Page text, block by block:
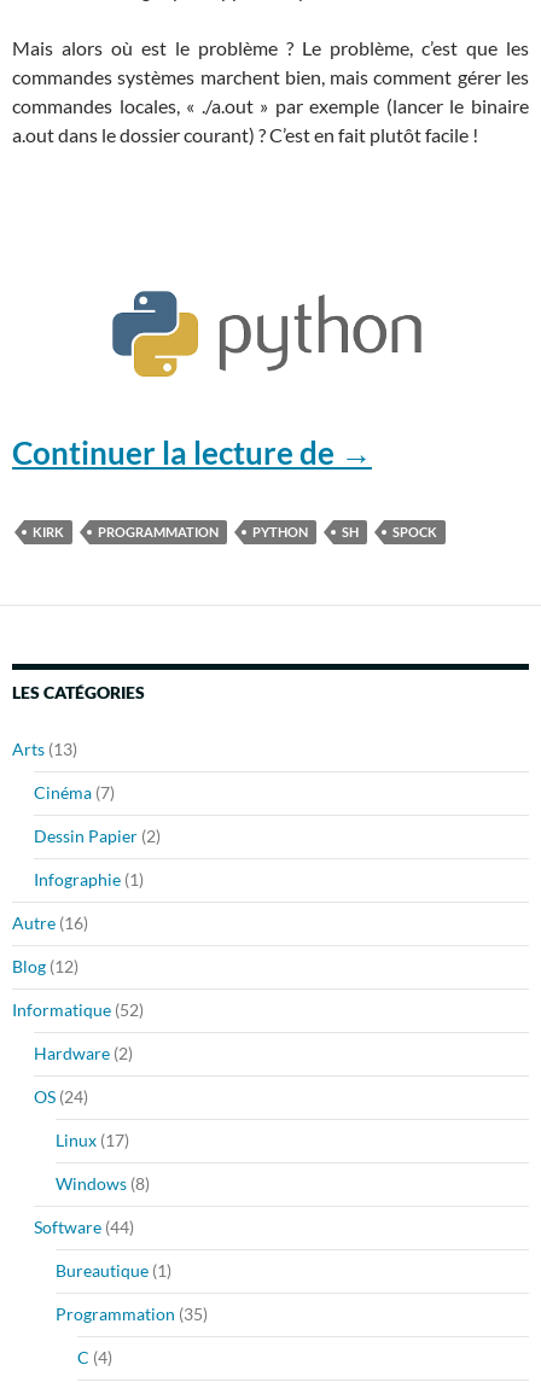
Mais alors où est le problème ? Le problème, c’est que les
commandes systèmes marchent bien, mais comment gérer les
commandes locales, « ./a.out » par exemple (lancer le binaire
a.out dans le dossier courant) ? C’est en fait plutôt facile !
Continuer la lecture de Python –
→
KIRK PROGRAMMATION PYTHON SH SPOCK
LES CATÉGORIES
Arts (13)
Cinéma (7)
Dessin Papier (2)
Infographie (1)
Autre (16)
Blog (12)
Informatique (52)
Hardware (2)
OS (24)
Linux (17)
Windows (8)
Software (44)
Bureautique (1)
Programmation (35)
C (4)